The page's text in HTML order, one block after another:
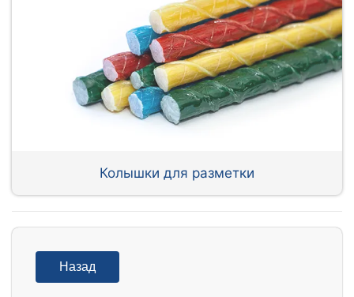
Колышки для разметки
Назад